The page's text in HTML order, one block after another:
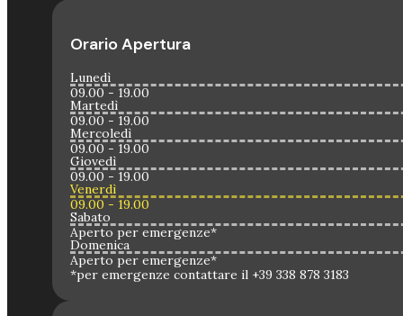
Orario Apertura
Lunedì
09.00 - 19.00
Martedì
09.00 - 19.00
Mercoledì
09.00 - 19.00
Giovedì
09.00 - 19.00
Venerdì
09.00 - 19.00
Sabato
Aperto per emergenze*
Domenica
Aperto per emergenze*
*per emergenze contattare il +39 338 878 3183